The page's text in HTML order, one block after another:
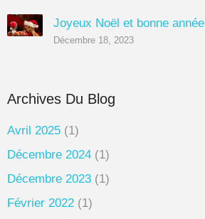
Joyeux Noël et bonne année
Décembre 18, 2023
Archives Du Blog
Avril 2025 (1)
Décembre 2024 (1)
Décembre 2023 (1)
Février 2022 (1)